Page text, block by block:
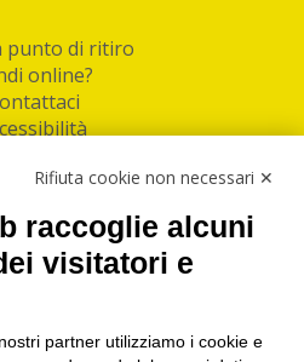
punto di ritiro
online?
Linkedin
spedizione pacchi nelle
città italiane
Rifiuta cookie non necessari ✕
raccoglie alcuni
visitatori e
partner utilizziamo i cookie e